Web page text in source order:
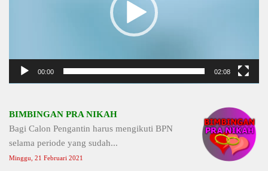
00:00 02:08
BIMBINGAN PRA NIKAH
Bagi Calon Pengantin harus mengikuti BPN
selama periode yang sudah...
Minggu, 21 Februari 2021